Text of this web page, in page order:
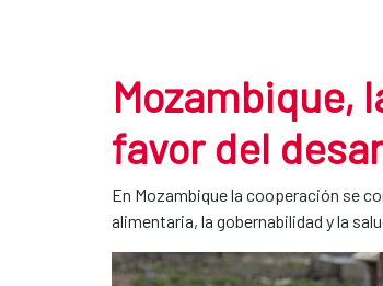
Mozambique,
favor del
En Mozambique la cooperación se
alimentaria, la gobernabilidad y la